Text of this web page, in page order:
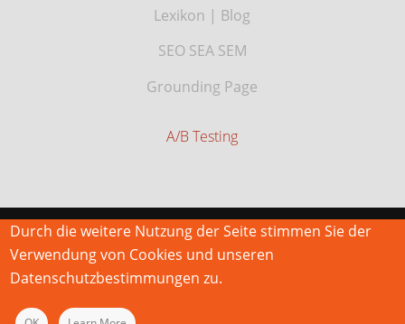
Lexikon | Blog
SEO SEA SEM
Grounding Page
A/B Testing
Durch die weitere Nutzung der Seite stimmen Sie der
Verwendung von Cookies und unseren
Datenschutzbestimmungen zu.